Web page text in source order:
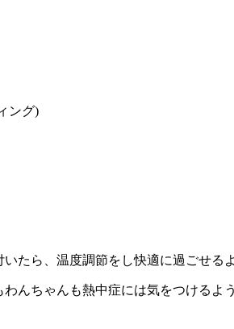
ング)
たら、温度調節をし快適に過ごせる
んちゃんも熱中症には気をつけるよ